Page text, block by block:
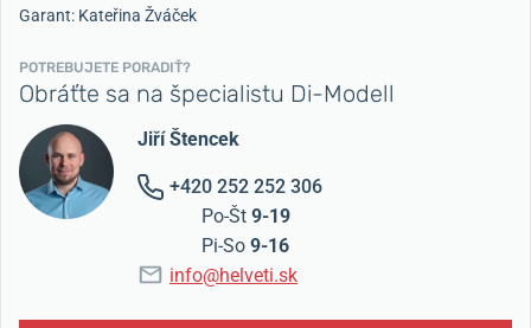
Garant: Kateřina Žváček
POTREBUJETE PORADIŤ?
Obráťte sa na špecialistu Di-Modell
Jiří Štencek
+420 252 252 306
Po-Št 9-19
Pi-So 9-16
info@helveti.sk